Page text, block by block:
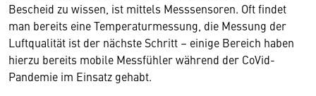
Bescheid zu wissen, ist mittels Messsensoren. Oft findet
man bereits eine Temperaturmessung, die Messung der
Luftqualität ist der nächste Schritt – einige Bereich haben
hierzu bereits mobile Messfühler während der CoVid-
Pandemie im Einsatz gehabt.